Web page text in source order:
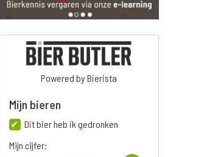
Powered by Bierista
Mijn bieren
Dit bier heb ik gedronken
Mijn cijfer: